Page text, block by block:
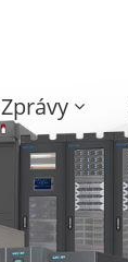
Zprávy